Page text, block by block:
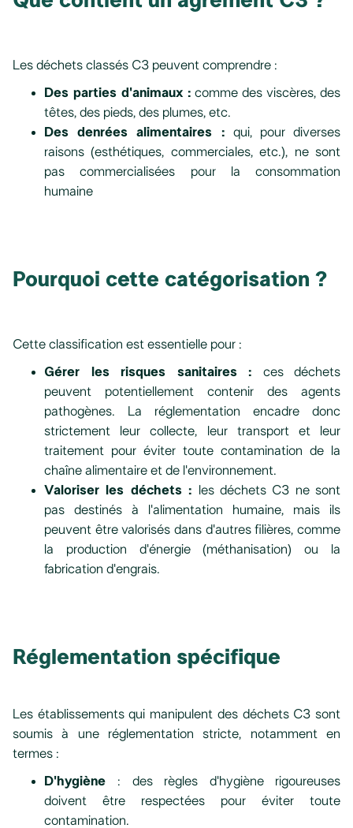
Les déchets classés C3 peuvent comprendre :
Des parties d'animaux : comme des viscères, des
têtes, des pieds, des plumes, etc.
Des denrées alimentaires : qui, pour diverses
raisons (esthétiques, commerciales, etc.), ne sont
pas commercialisées pour la consommation
humaine
Pourquoi cette catégorisation ?
Cette classification est essentielle pour :
Gérer les risques sanitaires : ces déchets
peuvent potentiellement contenir des agents
pathogènes. La réglementation encadre donc
strictement leur collecte, leur transport et leur
traitement pour éviter toute contamination de la
chaîne alimentaire et de l'environnement.
Valoriser les déchets : les déchets C3 ne sont
pas destinés à l'alimentation humaine, mais ils
peuvent être valorisés dans d'autres filières, comme
la production d'énergie (méthanisation) ou la
fabrication d'engrais.
Réglementation spécifique
Les établissements qui manipulent des déchets C3 sont
soumis à une réglementation stricte, notamment en
termes :
D'hygiène : des règles d'hygiène rigoureuses
doivent être respectées pour éviter toute
contamination.